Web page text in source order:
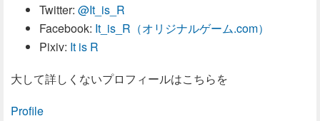
Twitter: @It_is_R
Facebook: It_is_R（オリジナルゲーム.com）
Pixiv: It is R
大して詳しくないプロフィールはこちらを
Profile